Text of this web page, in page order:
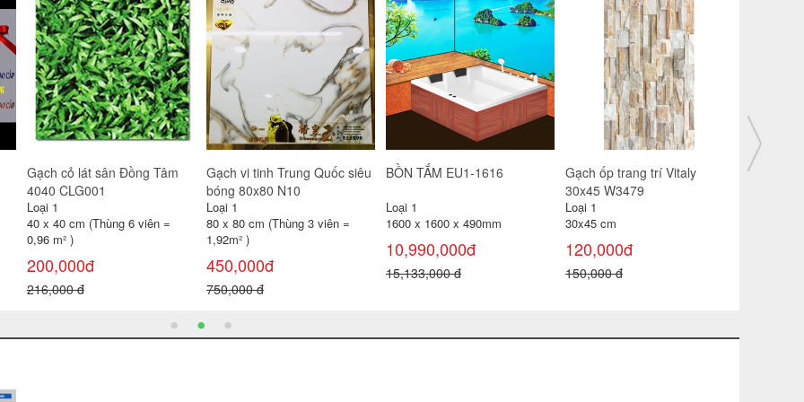
Gương Viglacera VG833
(VSDG3)
Loại 1
500 x 700 x 5mm
470,000đ
550,000 đ
Combo 6
Loại 1
6 món
1,350,000đ
1,600,000 đ
Bồn cầu giá rẻ Minh Long tay
Loại 1
550,000đ
800,000 đ
Gạch ốp trang trí Vitaly
30x45 W3480
Loại 1
30x45 cm
120,000đ
150,000 đ
Gạch lát